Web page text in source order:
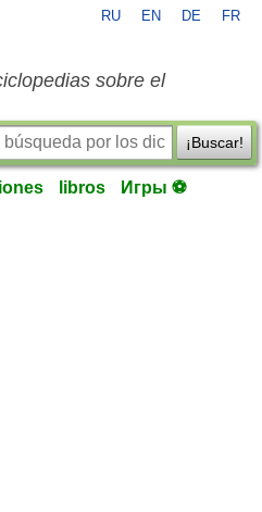
RU EN DE FR
sobre el
¡Buscar!
libros Игры ⚽